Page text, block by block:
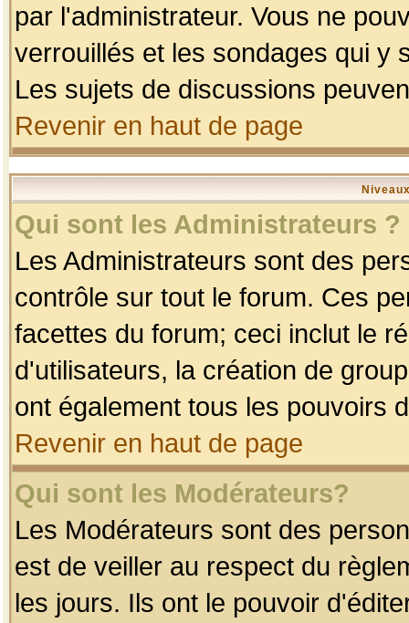
par l'administrateur. Vous ne
verrouillés et les sondages qui y
Les sujets de discussions
Revenir en haut de page
Qui sont les Administrateurs ?
Les Administrateurs sont des
contrôle sur tout le forum. Ces
facettes du forum; ceci inclut le
d'utilisateurs, la création de
ont également tous les pouvoirs
Revenir en haut de page
Qui sont les Modérateurs?
Les Modérateurs sont des
est de veiller au respect du
les jours. Ils ont le pouvoir